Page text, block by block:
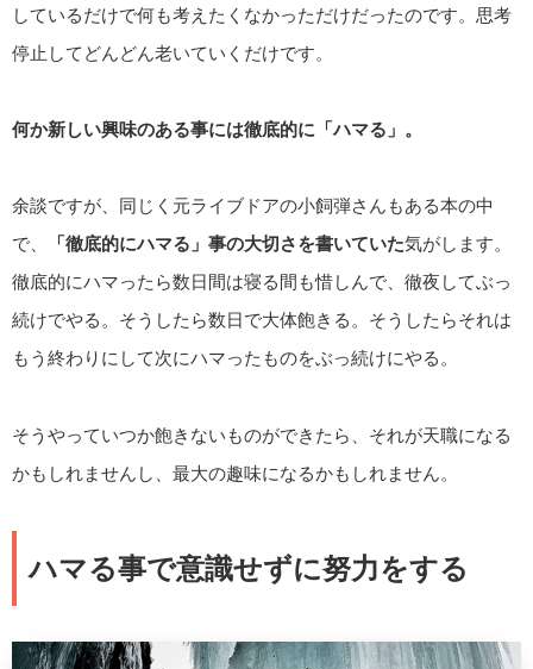
しているだけで何も考えたくなかっただけだったのです。思考
停止してどんどん老いていくだけです。
何か新しい興味のある事には徹底的に「ハマる」。
余談ですが、同じく元ライブドアの小飼弾さんもある本の中
で、
「徹底的にハマる」事の大切さを書いていた気がします。
徹底的にハマったら数日間は寝る間も惜しんで、徹夜してぶっ
続けでやる。そうしたら数日で大体飽きる。そうしたらそれは
もう終わりにして次にハマったものをぶっ続けにやる。
そうやっていつか飽きないものができたら、それが天職になる
かもしれませんし、最大の趣味になるかもしれません。
ハマる事で意識せずに努力をする